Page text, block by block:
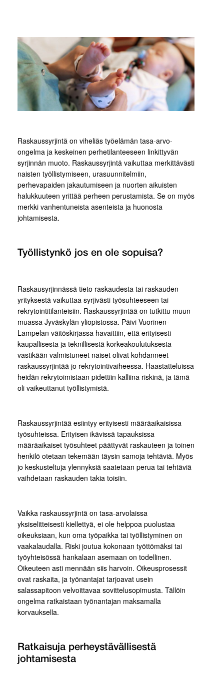
Raskaussyrjintä on viheliäs työelämän tasa-arvo-
ongelma ja keskeinen perhetilanteeseen linkittyvän
syrjinnän muoto. Raskaussyrjintä vaikuttaa merkittävästi
naisten työllistymiseen, urasuunnitelmiin,
perhevapaiden jakautumiseen ja nuorten aikuisten
halukkuuteen yrittää perheen perustamista. Se on myös
merkki vanhentuneista asenteista ja huonosta
johtamisesta.
Työllistynkö jos en ole sopuisa?
Raskausyrjinnässä tieto raskaudesta tai raskauden
yrityksestä vaikuttaa syrjivästi työsuhteeseen tai
rekrytointitilanteisiin. Raskaussyrjintää on tutkittu muun
muassa Jyväskylän yliopistossa. Päivi Vuorinen-
Lampelan väitöskirjassa havaittiin, että erityisesti
kaupallisesta ja teknillisestä korkeakoulutuksesta
vastikään valmistuneet naiset olivat kohdanneet
raskaussyrjintää jo rekrytointivaiheessa. Haastatteluissa
heidän rekrytoimistaan pidettiin kalliina riskinä, ja tämä
oli vaikeuttanut työllistymistä.
Raskaussyrjintää esiintyy erityisesti määräaikaisissa
työsuhteissa. Erityisen ikävissä tapauksissa
määräaikaiset työsuhteet päättyvät raskauteen ja toinen
henkilö otetaan tekemään täysin samoja tehtäviä. Myös
jo keskusteltuja ylennyksiä saatetaan perua tai tehtäviä
vaihdetaan raskauden takia toisiin.
Vaikka raskaussyrjintä on tasa-arvolaissa
yksiselitteisesti kiellettyä, ei ole helppoa puolustaa
oikeuksiaan, kun oma työpaikka tai työllistyminen on
vaakalaudalla. Riski joutua kokonaan työttömäksi tai
työyhteisössä hankalaan asemaan on todellinen.
Oikeuteen asti mennään siis harvoin. Oikeusprosessit
ovat raskaita, ja työnantajat tarjoavat usein
salassapitoon velvoittavaa sovittelusopimusta. Tällöin
ongelma ratkaistaan työnantajan maksamalla
korvauksella.
Ratkaisuja perheystävällisestä
johtamisesta